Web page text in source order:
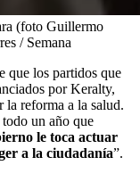
(foto Guillermo
/ Semana
que los partidos que
por Keralty,
la reforma a la salud.
un año que
le toca actuar
a la ciudadanía”.